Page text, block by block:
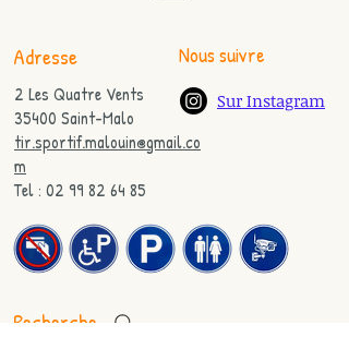
Adresse Nous suivre
2 Les Quatre Vents
35400 Saint-Malo
tir.sportif.malouin@gmail.co
m
Tel : 02 99 82 64 85
Sur Instagram
Recherche